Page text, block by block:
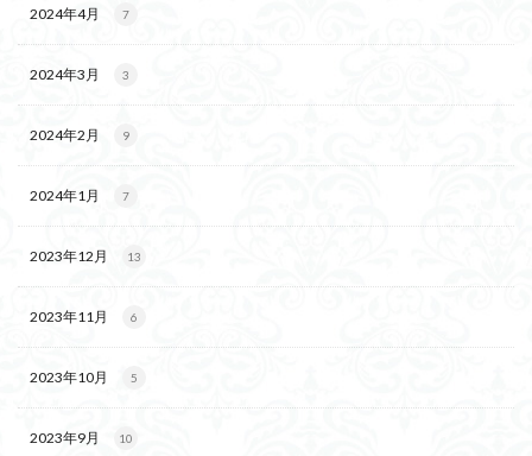
2024年4月 7
2024年3月 3
2024年2月 9
2024年1月 7
2023年12月 13
2023年11月 6
2023年10月 5
2023年9月 10